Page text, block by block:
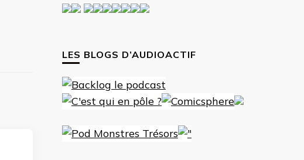
LES BLOGS D’AUDIOACTIF